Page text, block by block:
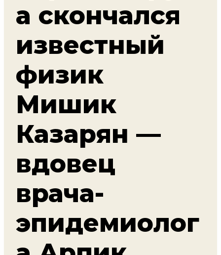
а скончался
известный
физик
Мишик
Казарян —
вдовец
врача-
эпидемиолог